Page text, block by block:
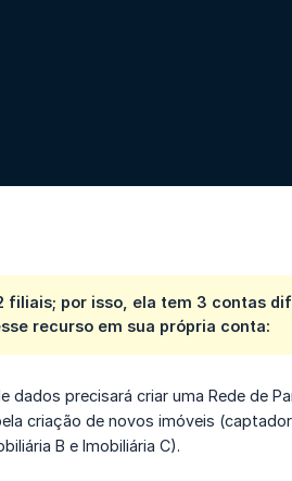
filiais; por isso, ela tem 3 contas
recurso em sua própria conta:
precisará criar uma Rede de
criação de novos imóveis
B e Imobiliária C).